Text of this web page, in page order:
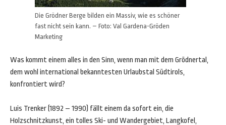
Die Grödner Berge bilden ein Massiv, wie es schöner
fast nicht sein kann. – Foto: Val Gardena-Gröden
Marketing
Was kommt einem alles in den Sinn, wenn man mit dem Grödnertal,
dem wohl international bekanntesten Urlaubstal Südtirols,
konfrontiert wird?
Luis Trenker (1892 – 1990) fällt einem da sofort ein, die
Holzschnitzkunst, ein tolles Ski- und Wandergebiet, Langkofel,